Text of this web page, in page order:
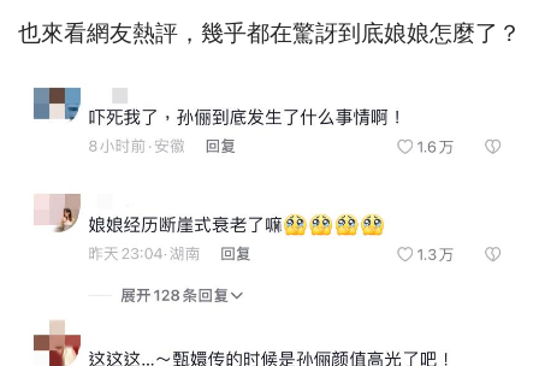
也來看網友熱評，幾乎都在驚訝到底娘娘怎麼了？